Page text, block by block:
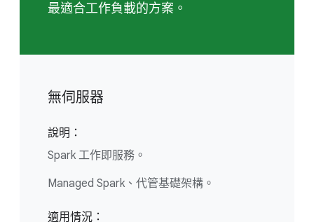
最適合工作負載的方案。
無伺服器
說明：
Spark 工作即服務。
Managed Spark、代管基礎架構。
適用情況：